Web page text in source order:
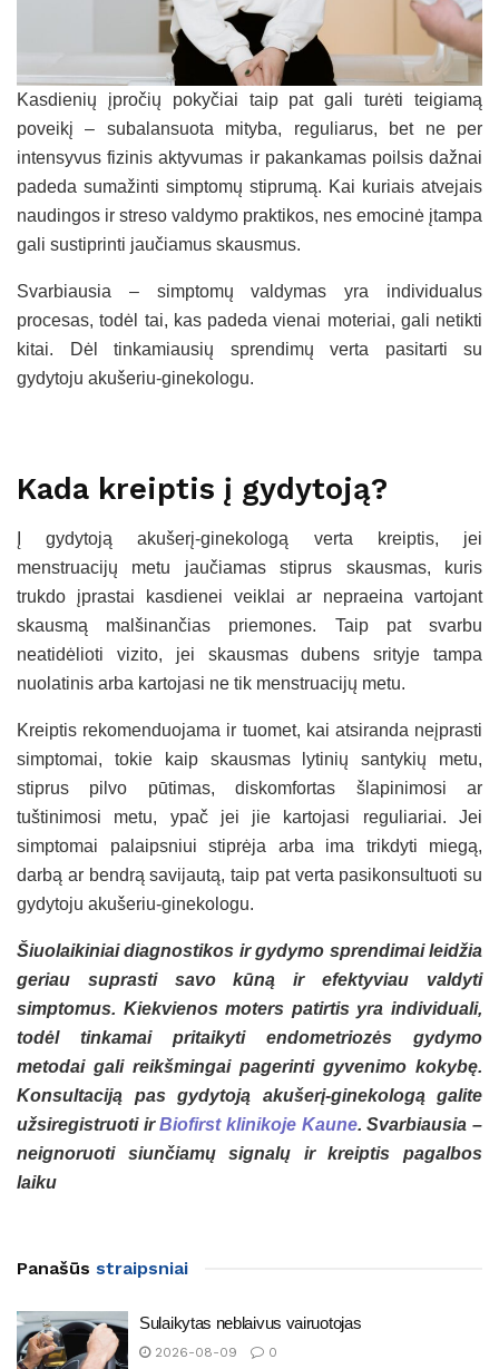
Kasdienių įpročių pokyčiai taip pat gali turėti teigiamą
poveikį – subalansuota mityba, reguliarus, bet ne per
intensyvus fizinis aktyvumas ir pakankamas poilsis dažnai
padeda sumažinti simptomų stiprumą. Kai kuriais atvejais
naudingos ir streso valdymo praktikos, nes emocinė įtampa
gali sustiprinti jaučiamus skausmus.
Svarbiausia – simptomų valdymas yra individualus
procesas, todėl tai, kas padeda vienai moteriai, gali netikti
kitai. Dėl tinkamiausių sprendimų verta pasitarti su
gydytoju akušeriu-ginekologu.
Kada kreiptis į gydytoją?
Į gydytoją akušerį-ginekologą verta kreiptis, jei
menstruacijų metu jaučiamas stiprus skausmas, kuris
trukdo įprastai kasdienei veiklai ar nepraeina vartojant
skausmą malšinančias priemones. Taip pat svarbu
neatidėlioti vizito, jei skausmas dubens srityje tampa
nuolatinis arba kartojasi ne tik menstruacijų metu.
Kreiptis rekomenduojama ir tuomet, kai atsiranda neįprasti
simptomai, tokie kaip skausmas lytinių santykių metu,
stiprus pilvo pūtimas, diskomfortas šlapinimosi ar
tuštinimosi metu, ypač jei jie kartojasi reguliariai. Jei
simptomai palaipsniui stiprėja arba ima trikdyti miegą,
darbą ar bendrą savijautą, taip pat verta pasikonsultuoti su
gydytoju akušeriu-ginekologu.
Šiuolaikiniai diagnostikos ir gydymo sprendimai leidžia
geriau suprasti savo kūną ir efektyviau valdyti
simptomus. Kiekvienos moters patirtis yra individuali,
todėl tinkamai pritaikyti endometriozės gydymo
metodai gali reikšmingai pagerinti gyvenimo kokybę.
Konsultaciją pas gydytoją akušerį-ginekologą galite
užsiregistruoti irBiofirst klinikoje Kaune. Svarbiausia –
neignoruoti siunčiamų signalų ir kreiptis pagalbos
laiku
Panašūs straipsniai
Sulaikytas neblaivus vairuotojas
2026-08-09 0